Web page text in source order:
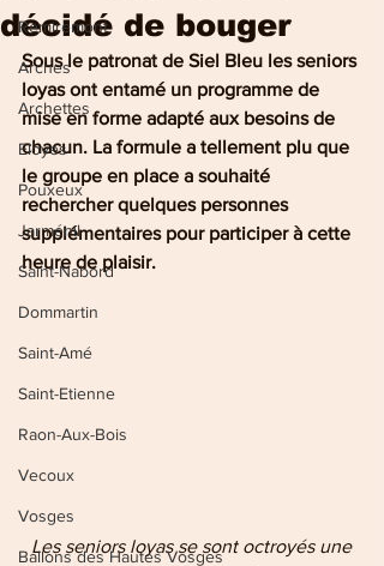
Remiremont
Arches
Archettes
Eloyes
Pouxeux
Jarménil
Saint-Nabord
Dommartin
Saint-Amé
Saint-Etienne
Raon-Aux-Bois
Vecoux
Vosges
Ballons des Hautes Vosges
décidé de bouger
Sous le patronat de Siel Bleu les seniors
loyas ont entamé un programme de
mise en forme adapté aux besoins de
chacun. La formule a tellement plu que
le groupe en place a souhaité
rechercher quelques personnes
supplémentaires pour participer à cette
heure de plaisir.
Les seniors loyas se sont octroyés une